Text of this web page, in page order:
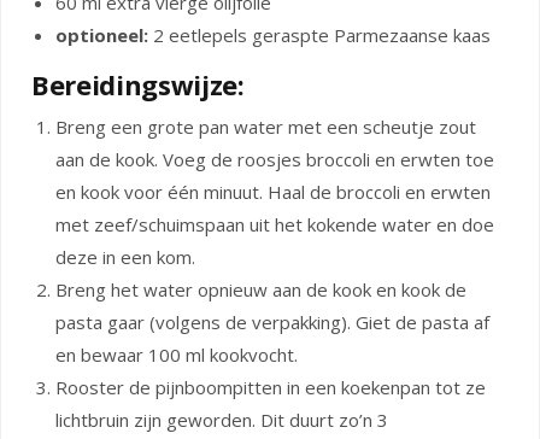
optioneel: 2 eetlepels geraspte Parmezaanse kaas
Bereidingswijze:
Breng een grote pan water met een scheutje zout
aan de kook. Voeg de roosjes broccoli en erwten toe
en kook voor één minuut. Haal de broccoli en erwten
met zeef/schuimspaan uit het kokende water en doe
deze in een kom.
Breng het water opnieuw aan de kook en kook de
pasta gaar (volgens de verpakking). Giet de pasta af
en bewaar 100 ml kookvocht.
Rooster de pijnboompitten in een koekenpan tot ze
lichtbruin zijn geworden. Dit duurt zo’n 3